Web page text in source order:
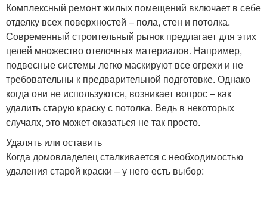
Комплексный ремонт жилых помещений включает в себе
отделку всех поверхностей – пола, стен и потолка.
Современный строительный рынок предлагает для этих
целей множество отелочных материалов. Например,
подвесные системы легко маскируют все огрехи и не
требовательны к предварительной подготовке. Однако
когда они не используются, возникает вопрос – как
удалить старую краску с потолка. Ведь в некоторых
случаях, это может оказаться не так просто.
Удалять или оставить
Когда домовладелец сталкивается с необходимостью
удаления старой краски – у него есть выбор: